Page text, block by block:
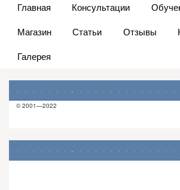
Главная Консультации
Магазин
Статьи Отзывы
Галерея
© 2001—2022